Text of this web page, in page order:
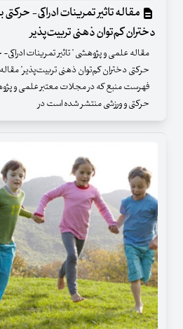
مقاله تاثیر تمرینات ادراکی-
دختران کم‌توان ذهنی تربیت‌پذیر
مقاله علمی و پژوهشی " تاثیر تمرینات
فهرست منبع که در مجلات معتبر علمی و
حرکتی و ورزشی منتشر شده است در